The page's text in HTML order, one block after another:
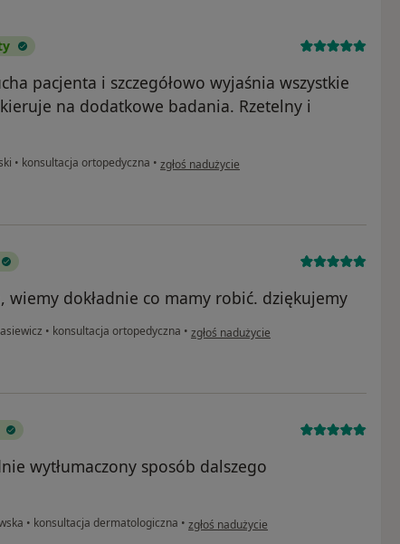
pacjenta i szczegółowo wyjaśnia wszystkie
na dodatkowe badania. Rzetelny i
• konsultacja ortopedyczna • w opinii użytkownika Agata
zgłoś nadużycie
wiemy dokładnie co mamy robić. dziękujemy
• konsultacja ortopedyczna • w opinii użytkownika WW
zgłoś nadużycie
wytłumaczony sposób dalszego
• konsultacja dermatologiczna • w opinii użytkownika BOR
zgłoś nadużycie